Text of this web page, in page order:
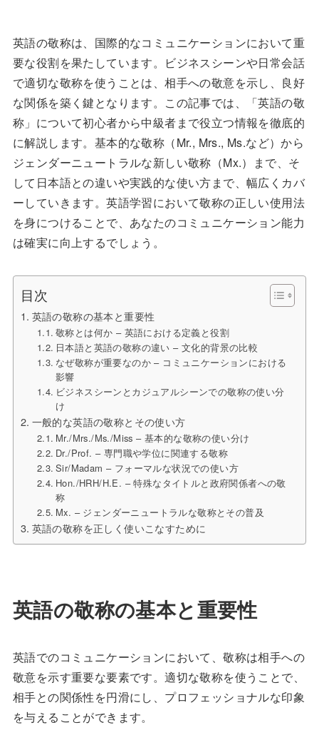
英語の敬称は、国際的なコミュニケーションにおいて重
要な役割を果たしています。ビジネスシーンや日常会話
で適切な敬称を使うことは、相手への敬意を示し、良好
な関係を築く鍵となります。この記事では、「英語の敬
称」について初心者から中級者まで役立つ情報を徹底的
に解説します。基本的な敬称（Mr., Mrs., Ms.など）から
ジェンダーニュートラルな新しい敬称（Mx.）まで、そ
して日本語との違いや実践的な使い方まで、幅広くカバ
ーしていきます。英語学習において敬称の正しい使用法
を身につけることで、あなたのコミュニケーション能力
は確実に向上するでしょう。
目次
英語の敬称の基本と重要性
敬称とは何か – 英語における定義と役割
日本語と英語の敬称の違い – 文化的背景の比較
なぜ敬称が重要なのか – コミュニケーションにおける
影響
ビジネスシーンとカジュアルシーンでの敬称の使い分
け
一般的な英語の敬称とその使い方
Mr./Mrs./Ms./Miss – 基本的な敬称の使い分け
Dr./Prof. – 専門職や学位に関連する敬称
Sir/Madam – フォーマルな状況での使い方
Hon./HRH/H.E. – 特殊なタイトルと政府関係者への敬
称
Mx. – ジェンダーニュートラルな敬称とその普及
英語の敬称を正しく使いこなすために
英語の敬称の基本と重要性
英語でのコミュニケーションにおいて、敬称は相手への
敬意を示す重要な要素です。適切な敬称を使うことで、
相手との関係性を円滑にし、プロフェッショナルな印象
を与えることができます。